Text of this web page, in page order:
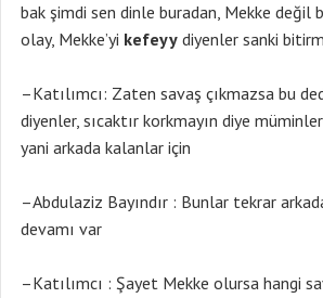
bak şimdi sen dinle buradan, Mekke değil
olay, Mekke’yi kefeyy diyenler sanki
–Katılımcı: Zaten savaş çıkmazsa bu
diyenler, sıcaktır korkmayın diye
yani arkada kalanlar için
–Abdulaziz Bayındır : Bunlar tekrar
devamı var
–Katılımcı : Şayet Mekke olursa hangi